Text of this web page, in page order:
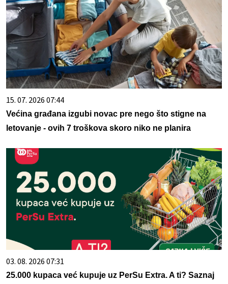
15. 07. 2026 07:44
Većina građana izgubi novac pre nego što stigne na
letovanje - ovih 7 troškova skoro niko ne planira
03. 08. 2026 07:31
25.000 kupaca već kupuje uz PerSu Extra. A ti? Saznaj